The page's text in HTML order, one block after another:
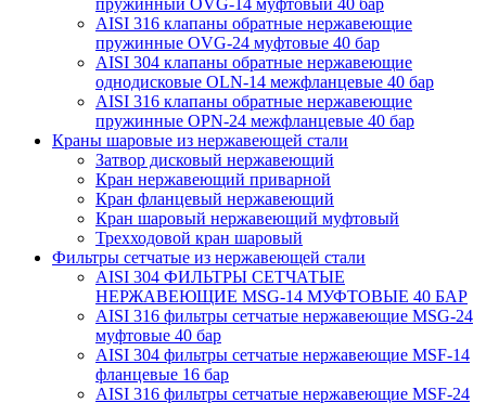
пружинный OVG-14 муфтовый 40 бар
AISI 316 клапаны обратные нержавеющие
пружинные OVG-24 муфтовые 40 бар
AISI 304 клапаны обратные нержавеющие
однодисковые OLN-14 межфланцевые 40 бар
AISI 316 клапаны обратные нержавеющие
пружинные OPN-24 межфланцевые 40 бар
Краны шаровые из нержавеющей стали
Затвор дисковый нержавеющий
Кран нержавеющий приварной
Кран фланцевый нержавеющий
Кран шаровый нержавеющий муфтовый
Трехходовой кран шаровый
Фильтры сетчатые из нержавеющей стали
AISI 304 ФИЛЬТРЫ СЕТЧАТЫЕ
НЕРЖАВЕЮЩИЕ MSG-14 МУФТОВЫЕ 40 БАР
AISI 316 фильтры сетчатые нержавеющие MSG-24
муфтовые 40 бар
AISI 304 фильтры сетчатые нержавеющие MSF-14
фланцевые 16 бар
AISI 316 фильтры сетчатые нержавеющие MSF-24